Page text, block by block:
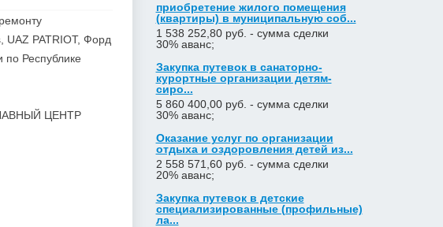
UAZ PATRIOT, Форд
по Республике
ЦЕНТР
приобретение жилого помещения
(квартиры) в муниципальную соб...
1 538 252,80 руб. - сумма сделки
30% аванс;
Закупка путевок в санаторно-
курортные организации детям-
сиро...
5 860 400,00 руб. - сумма сделки
30% аванс;
Оказание услуг по организации
отдыха и оздоровления детей из...
2 558 571,60 руб. - сумма сделки
20% аванс;
Закупка путевок в детские
специализированные (профильные)
ла...